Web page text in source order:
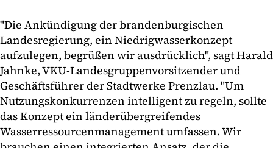
"Die Ankündigung der brandenburgischen
Landesregierung, ein Niedrigwasserkonzept
aufzulegen, begrüßen wir ausdrücklich", sagt Harald
Jahnke, VKU-Landesgruppenvorsitzender und
Geschäftsführer der Stadtwerke Prenzlau. "Um
Nutzungskonkurrenzen intelligent zu regeln, sollte
das Konzept ein länderübergreifendes
Wasserressourcenmanagement umfassen. Wir